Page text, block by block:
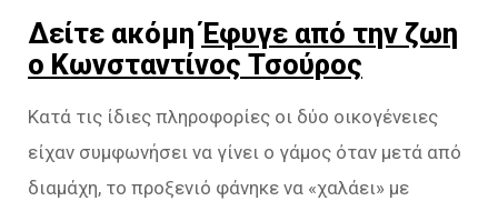
Δείτε ακόμηΈφυγε από την ζωη
ο Κωνσταντίνος Τσούρος
Κατά τις ίδιες πληροφορίες οι δύο οικογένειες
είχαν συμφωνήσει να γίνει ο γάμος όταν μετά από
διαμάχη, το προξενιό φάνηκε να «χαλάει» με